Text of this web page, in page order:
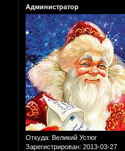
Администратор
Откуда: Великий Устюг
Зарегистрирован: 2013-03-27